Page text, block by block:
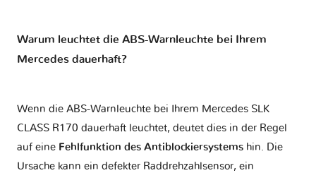
Warum leuchtet die ABS-Warnleuchte bei Ihrem
Mercedes dauerhaft?
Wenn die ABS-Warnleuchte bei Ihrem Mercedes SLK
CLASS R170 dauerhaft leuchtet, deutet dies in der Regel
auf eine Fehlfunktion des Antiblockiersystems hin. Die
Ursache kann ein defekter Raddrehzahlsensor, ein